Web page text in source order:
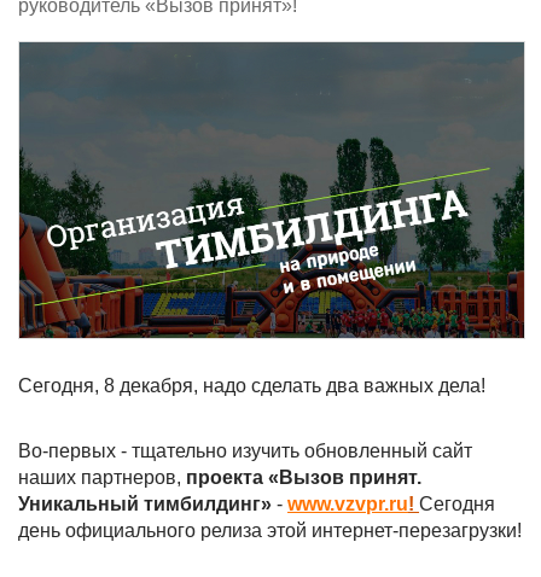
руководитель «Вызов принят»!
Сегодня, 8 декабря, надо сделать два важных дела!
Во-первых - тщательно изучить обновленный сайт
наших партнеров, проекта «Вызов принят.
Уникальный тимбилдинг» - www.vzvpr.ru! Сегодня
день официального релиза этой интернет-перезагрузки!